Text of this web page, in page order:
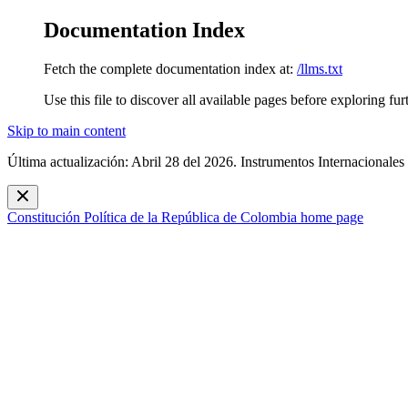
Documentation Index
Fetch the complete documentation index at: /llms.txt
Use this file to discover all available pages before exploring
Skip to main content
Última actualización: Abril 28 del 2026. Instrumentos Internacionales
Constitución Política de la República de Colombia home page